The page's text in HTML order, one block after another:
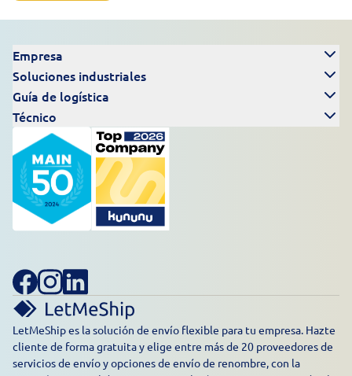
Empresa
Soluciones industriales
Guía de logística
Técnico
LetMeShip es la solución de envío flexible para tu empresa. Hazte
cliente de forma gratuita y elige entre más de 20 proveedores de
servicios de envío y opciones de envío de renombre, con la